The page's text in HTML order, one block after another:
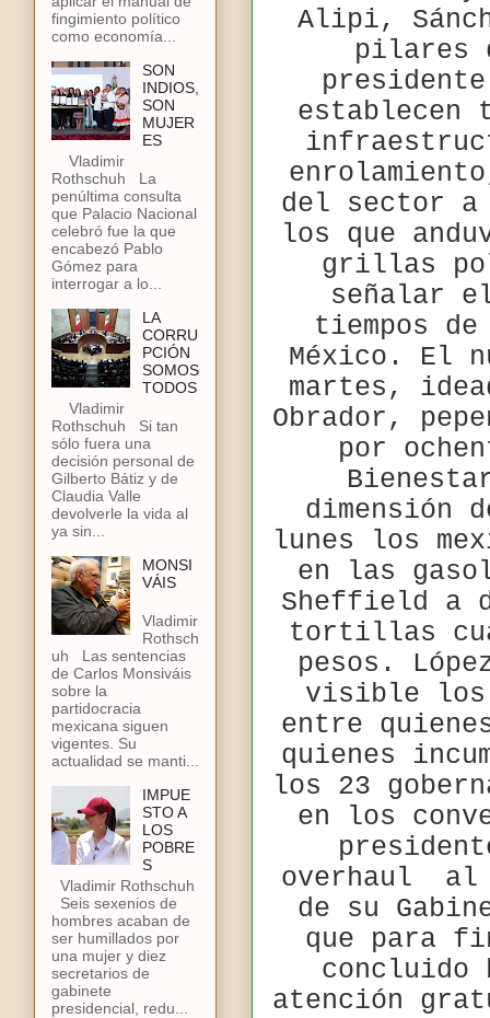
Alipi,
pilares
presidente
establecen
del sector a
los que
grillas
señalar
tiempos
México. El
martes,
Obrador,
por
dimensión
lunes los
en las
Sheffield a
tortillas
pesos.
visible los
entre
quienes
los 23
en los
overhaul
al
de su
que para
atención
fingimiento político
como economía...
SON
INDIOS,
SON
MUJER
ES
Vladimir
Rothschuh La
penúltima consulta
que Palacio Nacional
celebró fue la que
encabezó Pablo
Gómez para
interrogar a lo...
LA
CORRU
PCIÓN
SOMOS
TODOS
Vladimir
Rothschuh Si tan
sólo fuera una
decisión personal de
Gilberto Bátiz y de
Claudia Valle
devolverle la vida al
ya sin...
MONSI
VÁIS
Vladimir
Rothsch
uh Las sentencias
de Carlos Monsiváis
sobre la
partidocracia
mexicana siguen
vigentes. Su
actualidad se manti...
IMPUE
STO A
LOS
POBRE
S
Vladimir Rothschuh
Seis sexenios de
hombres acaban de
ser humillados por
una mujer y diez
secretarios de
gabinete
presidencial, redu...